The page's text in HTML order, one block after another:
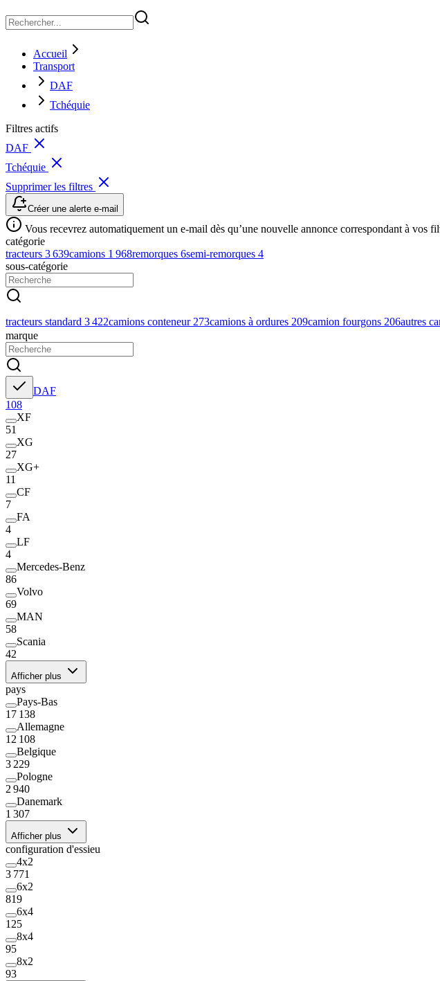
Accueil
Transport
DAF
Tchéquie
Filtres actifs
DAF
Tchéquie
Supprimer les filtres
Créer une alerte e-mail
Vous recevrez automatiquement un e-mail dès qu’une nouvelle annonce correspondant à vos
catégorie
tracteurs 3 639camions 1 968remorques 6semi-remorques 4
sous-catégorie
tracteurs standard 3 422camions conteneur 273camions à ordures 209camion fourgons 206autres
marque
DAF
108
XF
51
XG
27
XG+
11
CF
7
FA
4
LF
4
Mercedes-Benz
86
Volvo
69
MAN
58
Scania
42
Afficher plus
pays
Pays-Bas
17 138
Allemagne
12 108
Belgique
3 229
Pologne
2 940
Danemark
1 307
Afficher plus
configuration d'essieu
4x2
3 771
6x2
819
6x4
125
8x4
95
8x2
93